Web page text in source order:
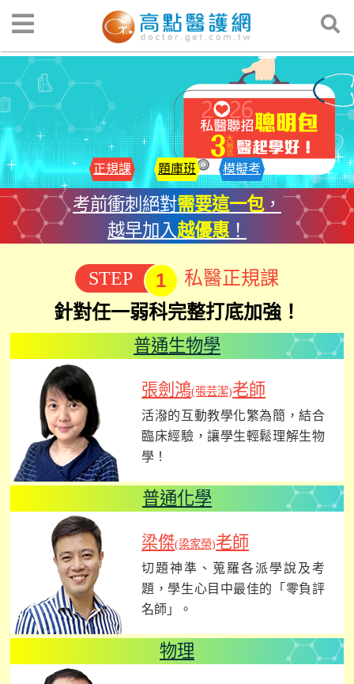
正規課 題庫班 模擬考
考前衝刺絕對需要這一包，
越早加入越優惠 ！
STEP 1
私醫正規課
針對任一弱科完整打底加強！
普通生物學
張劍鴻(張芸潔)老師
活潑的互動教學化繁為簡，結合
臨床經驗，讓學生輕鬆理解生物
學！
普通化學
梁傑(梁家榮)老師
切題神準、蒐羅各派學說及考
題，學生心目中最佳的「零負評
名師」。
物理